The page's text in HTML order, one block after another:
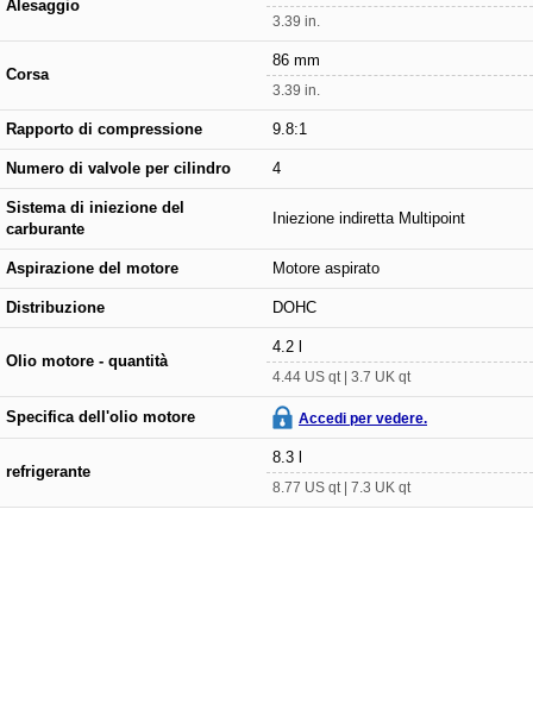
Alesaggio
3.39 in.
Corsa
86 mm
3.39 in.
Rapporto di compressione 9.8:1
Numero di valvole per cilindro 4
Sistema di iniezione del
carburante
Iniezione indiretta Multipoint
Aspirazione del motore Motore aspirato
Distribuzione DOHC
Olio motore - quantità
4.2 l
4.44 US qt | 3.7 UK qt
Specifica dell'olio motore Accedi per vedere.
refrigerante
8.3 l
8.77 US qt | 7.3 UK qt